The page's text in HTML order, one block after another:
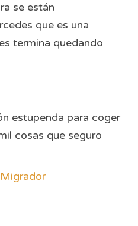
se están
que es una
termina quedando
estupenda para coger
cosas que seguro